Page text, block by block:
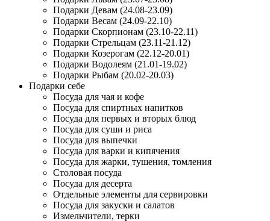
Подарки Девам (24.08-23.09)
Подарки Весам (24.09-22.10)
Подарки Скорпионам (23.10-22.11)
Подарки Стрельцам (23.11-21.12)
Подарки Козерогам (22.12-20.01)
Подарки Водолеям (21.01-19.02)
Подарки Рыбам (20.02-20.03)
Подарки себе
Посуда для чая и кофе
Посуда для спиртных напитков
Посуда для первых и вторых блюд
Посуда для суши и риса
Посуда для выпечки
Посуда для варки и кипячения
Посуда для жарки, тушения, томления
Столовая посуда
Посуда для десерта
Отдельные элементы для сервировки
Посуда для закуски и салатов
Измельчители, терки